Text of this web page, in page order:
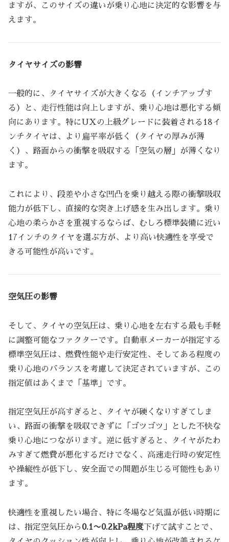
ますが、このサイズの違いが乗り心地に決定的な影響を与
えます。
タイヤサイズの影響
一般的に、タイヤサイズが大きくなる（インチアップす
る）と、走行性能は向上しますが、乗り心地は悪化する傾
向にあります。特にUXの上級グレードに装着される18イ
ンチタイヤは、より扁平率が低く（タイヤの厚みが薄
く）、路面からの衝撃を吸収する「空気の層」が薄くなり
ます。
これにより、段差や小さな凹凸を乗り越える際の衝撃吸収
能力が低下し、直接的な突き上げ感を生み出します。乗り
心地の柔らかさを重視するならば、むしろ標準装備に近い
17インチのタイヤを選ぶ方が、より高い快適性を享受で
きる可能性が高いです。
空気圧の影響
そして、タイヤの空気圧は、乗り心地を左右する最も手軽
に調整可能なファクターです。自動車メーカーが指定する
標準空気圧は、燃費性能や走行安定性、そしてある程度の
乗り心地のバランスを考慮して決定されていますが、この
指定値はあくまで「基準」です。
指定空気圧が高すぎると、タイヤが硬くなりすぎてしま
い、路面の衝撃を吸収できずに「ゴツゴツ」とした不快な
乗り心地につながります。逆に低すぎると、タイヤがたわ
みすぎて燃費が悪化するだけでなく、高速走行時の安定性
や操縦性が低下し、安全面での問題が生じる可能性もあり
ます。
快適性を重視したい場合、特に冬場など気温が低い時期に
は、指定空気圧から 0.1〜0.2kPa程度 下げて試すことで、